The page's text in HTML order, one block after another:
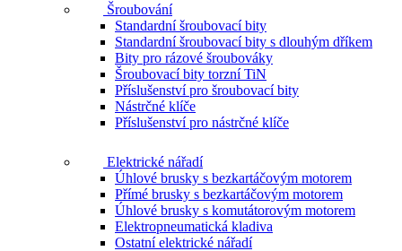
Šroubování
Standardní šroubovací bity
Standardní šroubovací bity s dlouhým dříkem
Bity pro rázové šroubováky
Šroubovací bity torzní TiN
Příslušenství pro šroubovací bity
Nástrčné klíče
Příslušenství pro nástrčné klíče
Elektrické nářadí
Úhlové brusky s bezkartáčovým motorem
Přímé brusky s bezkartáčovým motorem
Úhlové brusky s komutátorovým motorem
Elektropneumatická kladiva
Ostatní elektrické nářadí